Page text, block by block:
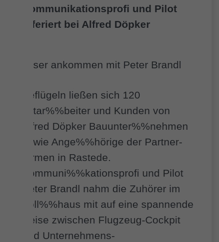
Kommunikationsprofi und Pilot
referiert bei Alfred Döpker
Beflügeln ließen sich 120
Mitar%%beiter und Kunden von
Alfred Döpker Bauunter%%nehmen
sowie Ange%%hörige der Partner-
Firmen in Rastede.
Kommuni%%kationsprofi und Pilot
Peter Brandl nahm die Zuhörer im
Zoll%%haus mit auf eine spannende
Reise zwischen Flugzeug-Cockpit
und Unternehmens-